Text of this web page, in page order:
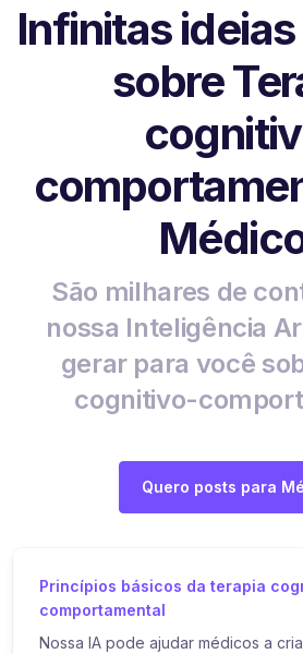
Infinitas
sobre
São milhares de
nossa Inteligência
gerar para você
cognitivo-
Quero posts para
Princípios básicos da terapia
comportamental
Nossa IA pode ajudar médicos a